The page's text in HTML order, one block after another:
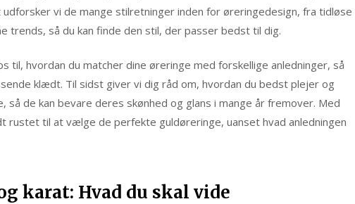
vi de mange stilretninger inden for øreringedesign, fra tidløse
trends, så du kan finde den stil, der passer bedst til dig.
til, hvordan du matcher dine øreringe med forskellige anledninger, så
klædt. Til sidst giver vi dig råd om, hvordan du bedst plejer og
så de kan bevare deres skønhed og glans i mange år fremover. Med
rustet til at vælge de perfekte guldøreringe, uanset hvad anledningen
karat: Hvad du skal vide